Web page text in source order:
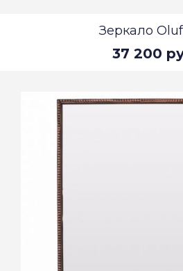
Зеркало
37 200